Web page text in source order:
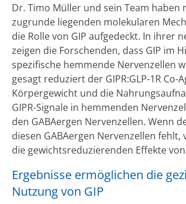
Dr. Timo Müller und sein Team haben
zugrunde liegenden molekularen
die Rolle von GIP aufgedeckt. In ihrer
zeigen die Forschenden, dass GIP im
spezifische hemmende Nervenzellen
gesagt reduziert der GIPR:GLP-1R Co-
Körpergewicht und die
GIPR-Signale in hemmenden
den GABAergen Nervenzellen. Wenn
diesen GABAergen Nervenzellen fehlt,
die gewichtsreduzierenden Effekte von
Ergebnisse ermöglichen die
Nutzung von GIP